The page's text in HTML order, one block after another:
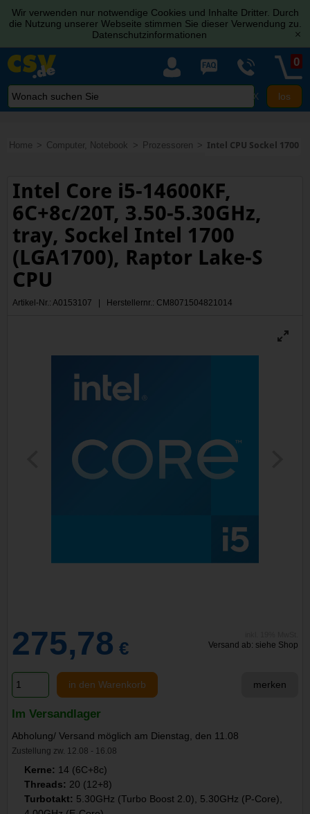
Wir verwenden nur notwendige Cookies und Inhalte Dritter. Durch
die Nutzung unserer Webseite stimmen Sie dieser Verwendung zu.
Datenschutzinformationen
[x]
X
0
Home Computer, Notebook Prozessoren Intel CPU Sockel 1700
Intel Core i5-14600KF,
6C+8c/20T, 3.50-5.30GHz,
tray, Sockel Intel 1700
(LGA1700), Raptor Lake-S
CPU
Artikel-Nr.: A0153107 | Herstellernr.: CM8071504821014
275,78 € Versand ab: siehe Shop
in den Warenkorb merken
Im Versandlager
Abholung/ Versand möglich am Dienstag, den 11.08
Zustellung zw. 12.08 - 16.08
Kerne: 14 (6C+8c)
Threads: 20 (12+8)
Turbotakt: 5.30GHz (Turbo Boost 2.0), 5.30GHz (P-Core),